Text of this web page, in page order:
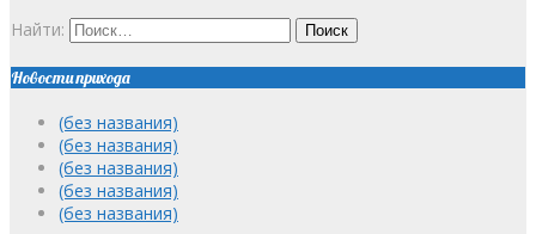
Найти:
Новости прихода
(без названия)
(без названия)
(без названия)
(без названия)
(без названия)